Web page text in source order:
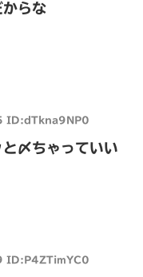
からな
〆ちゃっていい